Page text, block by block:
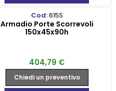
Cod:615S
Armadio Porte Scorrevoli
150x45x90h
Prezzo
404,79 €
Chiedi un preventivo